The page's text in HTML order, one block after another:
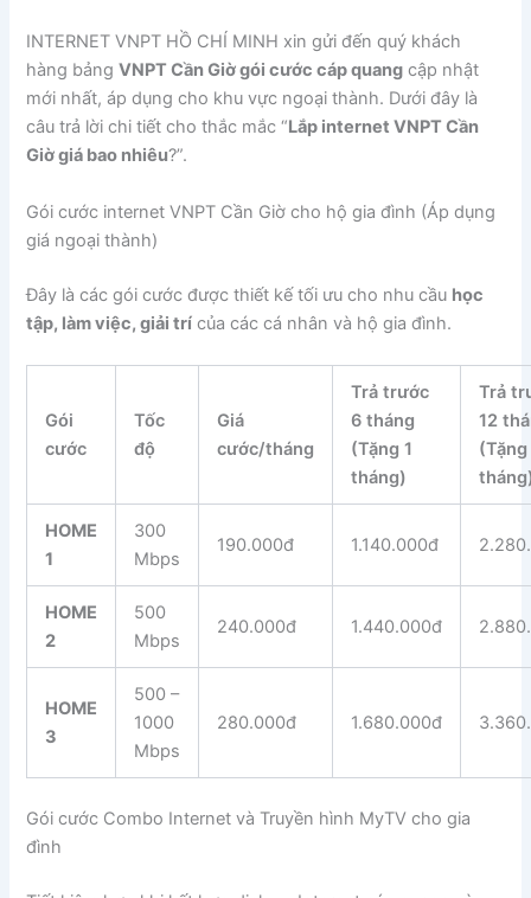
INTERNET VNPT HỒ CHÍ MINH xin gửi đến quý khách
hàng bảngVNPT Cần Giờ gói cước cáp quang cập nhật
mới nhất, áp dụng cho khu vực ngoại thành. Dưới đây là
câu trả lời chi tiết cho thắc mắc “Lắp internet VNPT Cần
Giờ giá bao nhiêu?”.
Gói cước internet VNPT Cần Giờ cho hộ gia đình (Áp dụng
giá ngoại thành)
Đây là các gói cước được thiết kế tối ưu cho nhu cầu học
tập, làm việc, giải trí của các cá nhân và hộ gia đình.
Gói
cước
Tốc
độ
Giá
cước/tháng
Trả trước
6 tháng
(Tặng 1
tháng)
Trả
12
HOME
1
300
Mbps
190.000đ 1.140.000đ
HOME
2
500
Mbps
240.000đ 1.440.000đ
HOME
3
500 –
1000
Mbps
280.000đ 1.680.000đ
Gói cước Combo Internet và Truyền hình MyTV cho gia
đình